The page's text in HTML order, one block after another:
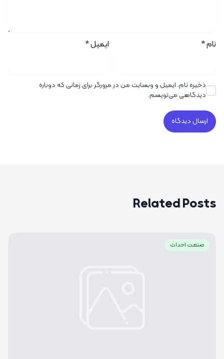
نام* ایمیل*
ذخیره نام، ایمیل و وبسایت من در مرورگر برای زمانی که دوباره
دیدگاهی می‌نویسم.
Related Posts
صنعت احداث